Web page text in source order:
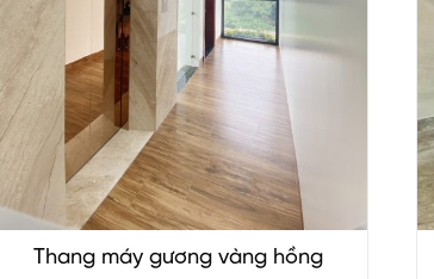
Thang máy gương vàng hồng